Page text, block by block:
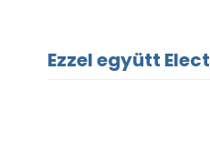
Ezzel együtt